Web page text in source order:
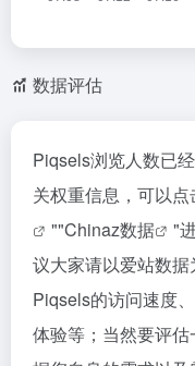
数据评估
Piqsels浏览人数已
关权重信息，可以点
""Chinaz数据
"
议大家请以爱站数据
Piqsels的访问速度
体验等；当然要评